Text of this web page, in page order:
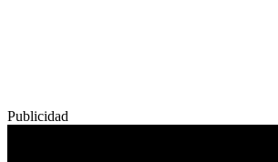
Publicidad